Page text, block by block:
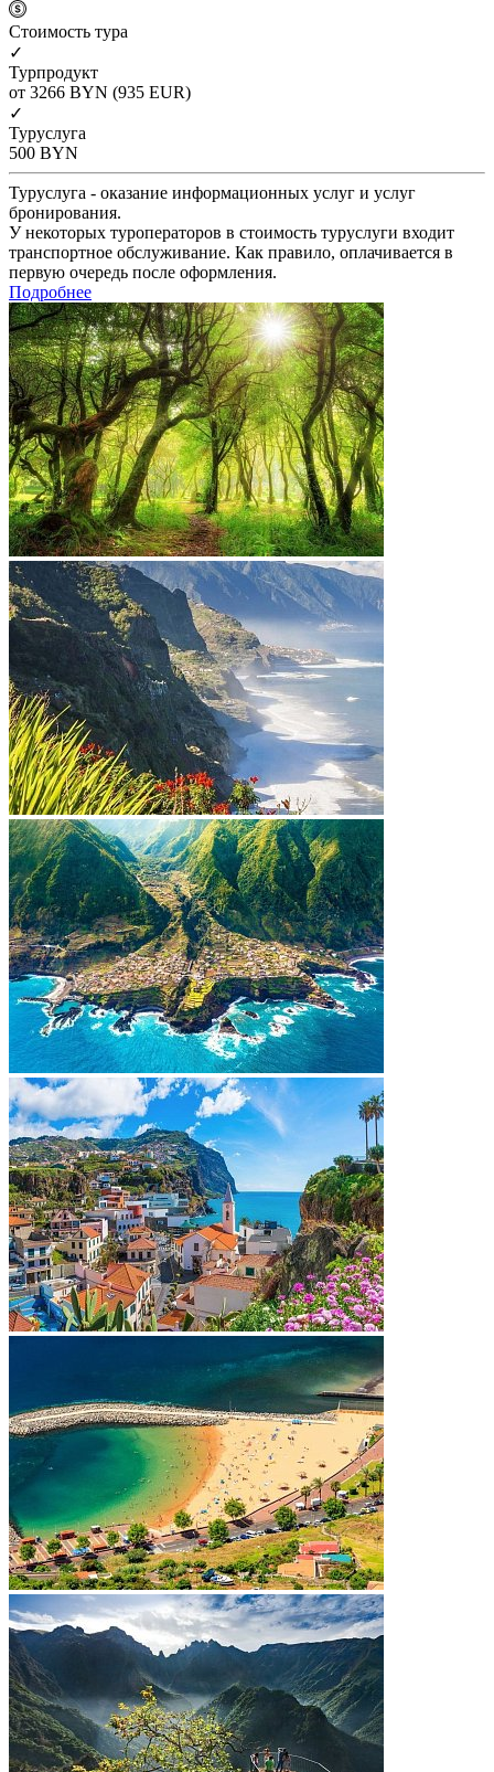
Cтоимость тура
✓
Турпродукт
от 3266 BYN (935 EUR)
✓
Туруслуга
500 BYN
Туруслуга - оказание информационных услуг и услуг
бронирования.
У некоторых туроператоров в стоимость туруслуги входит
транспортное обслуживание. Как правило, оплачивается в
первую очередь после оформления.
Подробнее